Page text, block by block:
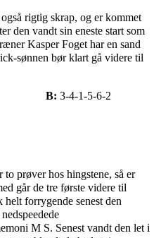
rigtig skrap, og er kommet
den vandt sin eneste start som
Kasper Foget har en sand
sønnen bør klart gå videre til
B: 3-4-1-5-6-2
to prøver hos hingstene, så er
går de tre første videre til
forrygende senest den
M S. Senest vandt den let i